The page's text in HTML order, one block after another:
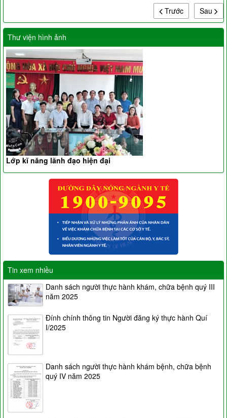
Sau
Trước
Thư viện hình ảnh
Lớp kĩ năng lãnh đạo hiện đại
Tin xem nhiều
Danh sách người thực hành khám, chữa bệnh quý III
năm 2025
Đính chính thông tin Người đăng ký thực hành Quí
I/2025
Danh sách người thực hành khám bệnh, chữa bệnh
quý IV năm 2025